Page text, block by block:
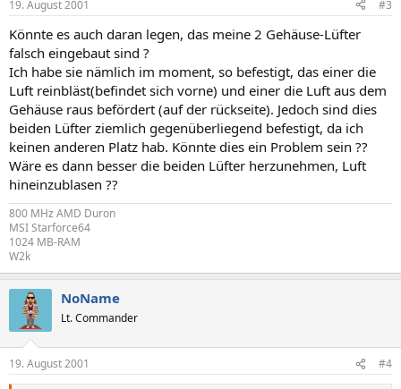
19. August 2001 #3
Könnte es auch daran legen, das meine 2 Gehäuse-Lüfter
falsch eingebaut sind ?
Ich habe sie nämlich im moment, so befestigt, das einer die
Luft reinbläst(befindet sich vorne) und einer die Luft aus dem
Gehäuse raus befördert (auf der rückseite). Jedoch sind dies
beiden Lüfter ziemlich gegenüberliegend befestigt, da ich
keinen anderen Platz hab. Könnte dies ein Problem sein ??
Wäre es dann besser die beiden Lüfter herzunehmen, Luft
hineinzublasen ??
800 MHz AMD Duron
MSI Starforce64
1024 MB-RAM
W2k
NoName
Lt. Commander
19. August 2001 #4